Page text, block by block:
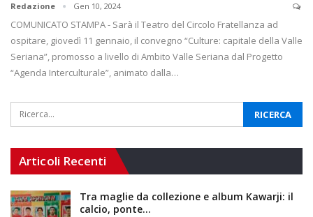
Redazione Gen 10, 2024
COMUNICATO STAMPA - Sarà il Teatro del Circolo Fratellanza ad
ospitare, giovedì 11 gennaio, il convegno “Culture: capitale della Valle
Seriana”, promosso a livello di Ambito Valle Seriana dal Progetto
“Agenda Interculturale”, animato dalla…
Articoli Recenti
Tra maglie da collezione e album Kawarji: il
calcio, ponte…